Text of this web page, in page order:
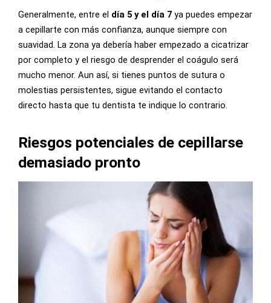
Generalmente, entre el día 5 y el día 7 ya puedes empezar
a cepillarte con más confianza, aunque siempre con
suavidad. La zona ya debería haber empezado a cicatrizar
por completo y el riesgo de desprender el coágulo será
mucho menor. Aun así, si tienes puntos de sutura o
molestias persistentes, sigue evitando el contacto
directo hasta que tu dentista te indique lo contrario.
Riesgos potenciales de cepillarse
demasiado pronto